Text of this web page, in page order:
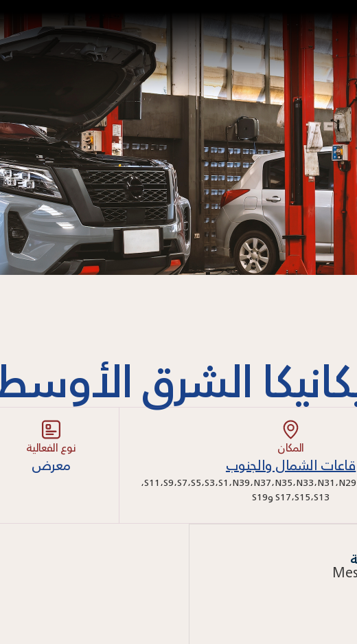
الشرق
المكان
قاعات الشمال والجنوب
N29،N31،N33،N35،N37،N39،S1،S3،S5،S7،S9،S11،
S13،S15،S17وS19
نوع الفعالية
معرض